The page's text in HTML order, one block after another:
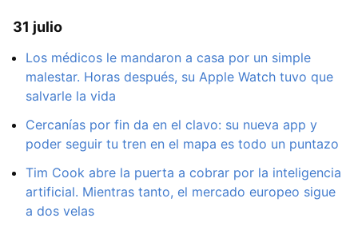
31 julio
Los médicos le mandaron a casa por un simple
malestar. Horas después, su Apple Watch tuvo que
salvarle la vida
Cercanías por fin da en el clavo: su nueva app y
poder seguir tu tren en el mapa es todo un puntazo
Tim Cook abre la puerta a cobrar por la inteligencia
artificial. Mientras tanto, el mercado europeo sigue
a dos velas